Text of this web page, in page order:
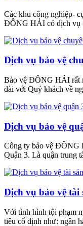
Các khu công nghiệp-
ĐÔNG HẢI có dịch vụ
Dịch vụ bảo vệ
Bảo vệ ĐÔNG HẢI rất
dài với Quý khách về
Dịch vụ bảo vệ
Công ty bảo vệ ĐÔNG
Quận 3. Là quận trung
Dịch vụ bảo vệ tài
Với tình hình tội phạm
tiêu cố định như: ngân